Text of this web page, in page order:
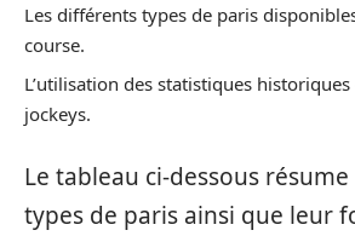
Les différents types de paris
course.
L’utilisation des statistiques
jockeys.
Le tableau ci-dessous
types de paris ainsi que leur